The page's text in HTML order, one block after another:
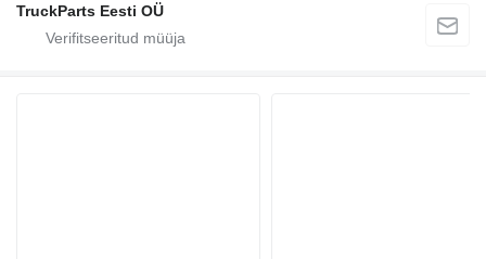
TruckParts Eesti OÜ